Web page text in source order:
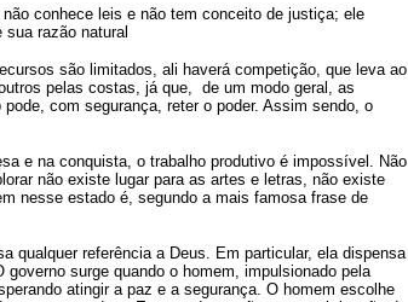
conhece leis e não tem conceito de justiça; ele
razão natural
são limitados, ali haverá competição, que leva ao
pelas costas, já que, de um modo geral, as
com segurança, reter o poder. Assim sendo, o
e na conquista, o trabalho produtivo é impossível. Não
não existe lugar para as artes e letras, não existe
nesse estado é, segundo a mais famosa frase de
qualquer referência a Deus. Em particular, ela dispensa
surge quando o homem, impulsionado pela
atingir a paz e a segurança. O homem escolhe